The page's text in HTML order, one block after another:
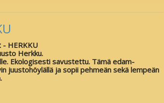
HERKKU
Herkku.
Ekologisesti savustettu. Tämä edam-
juustohöylällä ja sopii pehmeän sekä lempeän